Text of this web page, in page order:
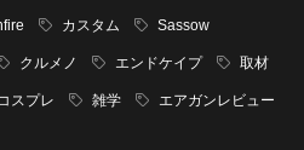
カスタム Sassow
クルメノ エンドケイプ 取材
コスプレ 雑学 エアガンレビュー